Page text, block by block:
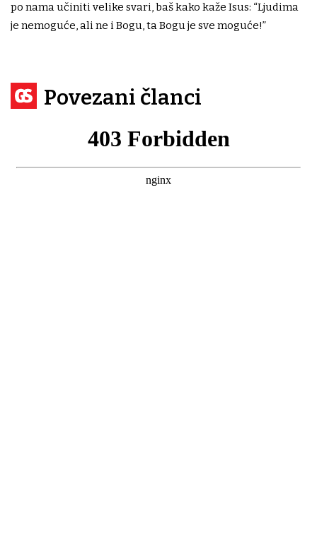
po nama učiniti velike svari, baš kako kaže Isus: “Ljudima
je nemoguće, ali ne i Bogu, ta Bogu je sve moguće!”
Povezani članci